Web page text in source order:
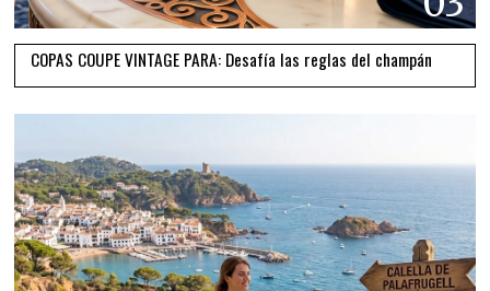
COPAS COUPE VINTAGE PARA: Desafía las reglas del champán